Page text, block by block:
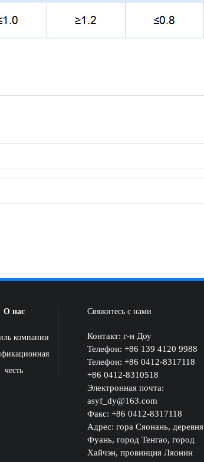
О нас
компании
честь
Свяжитесь с нами
Контакт: г-н Доу
Телефон: +86 139 4120 9988
Телефон: +86 0412-8317118
+86 0412-8310518
Электронная почта:
asyf_dy@163.com
Факс: +86 0412-8317118
Адрес: гора Сяонань, деревня
Фуань, город Тенгао, город
Хайчэн, провинция Ляонин